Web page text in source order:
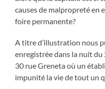
causes de malpropreté en
foire permanente?
A titre d’illustration nous
enregistrée dans la nuit
30 rue Greneta où un
impunité la vie de tout un